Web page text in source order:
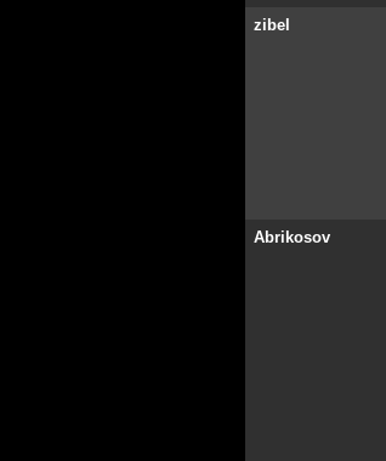
zibel
Abrikosov